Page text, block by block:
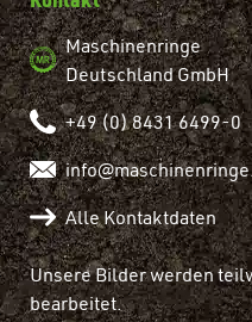
Maschinenringe
Deutschland GmbH
+49 (0) 8431 6499-0
Alle Kontaktdaten
Unsere Bilder werden
bearbeitet.